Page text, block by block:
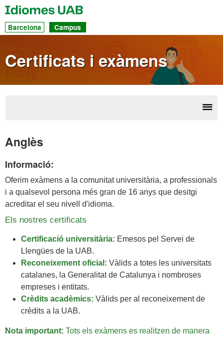
UAB
Barcelona Campus
Certificats i exàmens
Anglès
Informació:
Oferim exàmens a la comunitat universitària, a professionals
i a qualsevol persona més gran de 16 anys que desitgi
acreditar el seu nivell d'idioma.
Els nostres certificats
Certificació universitària: Emesos pel Servei de
Llengües de la UAB.
Reconeixement oficial: Vàlids a totes les universitats
catalanes, la Generalitat de Catalunya i nombroses
empreses i entitats.
Crèdits acadèmics: Vàlids per al reconeixement de
crèdits a la UAB.
Nota important: Tots els exàmens es realitzen de manera